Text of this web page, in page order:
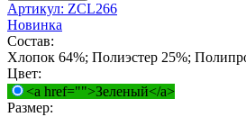
Артикул: ZCL266
Новинка
Состав:
Хлопок 64%; Полиэстер 25%;
Цвет:
<a href="">Зеленый</a>
Размер: